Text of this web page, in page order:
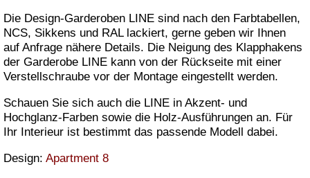
Die Design-Garderoben LINE sind nach den Farbtabellen,
NCS, Sikkens und RAL lackiert, gerne geben wir Ihnen
auf Anfrage nähere Details. Die Neigung des Klapphakens
der Garderobe LINE kann von der Rückseite mit einer
Verstellschraube vor der Montage eingestellt werden.
Schauen Sie sich auch die LINE in Akzent- und
Hochglanz-Farben sowie die Holz-Ausführungen an. Für
Ihr Interieur ist bestimmt das passende Modell dabei.
Design: Apartment 8